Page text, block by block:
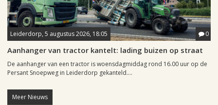
Leiderdorp, 5 augustus 2026, 18:05 0
Aanhanger van tractor kantelt: lading buizen op straat
De aanhanger van een tractor is woensdagmiddag rond 16.00 uur op de
Persant Snoepweg in Leiderdorp gekanteld....
Meer Nieuws